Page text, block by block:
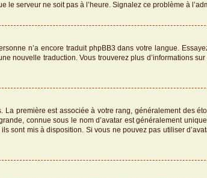
le serveur ne soit pas à l’heure. Signalez ce problème à
n’a encore traduit phpBB3 dans votre langue.
nouvelle traduction. Vous trouverez plus d’informations
La première est associée à votre rang, généralement des
connue sous le nom d’avatar est généralement
sont mis à disposition. Si vous ne pouvez pas utiliser